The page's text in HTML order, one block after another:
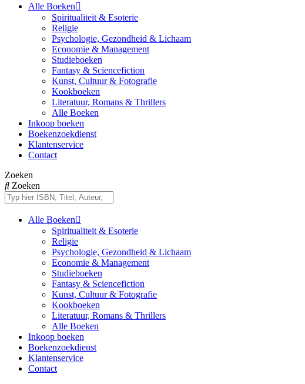
Alle Boeken
Spiritualiteit & Esoterie
Religie
Psychologie, Gezondheid & Lichaam
Economie & Management
Studieboeken
Fantasy & Sciencefiction
Kunst, Cultuur & Fotografie
Kookboeken
Literatuur, Romans & Thrillers
Alle Boeken
Inkoop boeken
Boekenzoekdienst
Klantenservice
Contact
Zoeken
Zoeken
Alle Boeken
Spiritualiteit & Esoterie
Religie
Psychologie, Gezondheid & Lichaam
Economie & Management
Studieboeken
Fantasy & Sciencefiction
Kunst, Cultuur & Fotografie
Kookboeken
Literatuur, Romans & Thrillers
Alle Boeken
Inkoop boeken
Boekenzoekdienst
Klantenservice
Contact